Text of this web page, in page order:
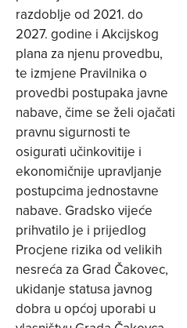
razdoblje od 2021. do
2027. godine i Akcijskog
plana za njenu provedbu,
te izmjene Pravilnika o
provedbi postupaka javne
nabave, čime se želi ojačati
pravnu sigurnosti te
osigurati učinkovitije i
ekonomičnije upravljanje
postupcima jednostavne
nabave. Gradsko vijeće
prihvatilo je i prijedlog
Procjene rizika od velikih
nesreća za Grad Čakovec,
ukidanje statusa javnog
dobra u općoj uporabi u